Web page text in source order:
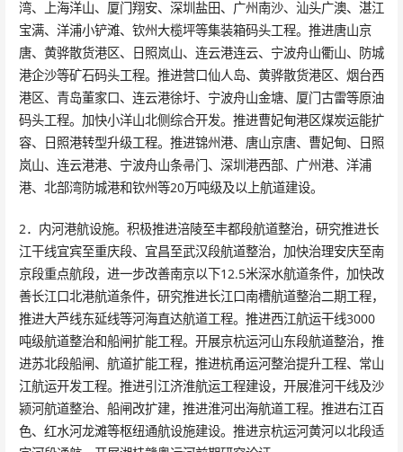
湾、上海洋山、厦门翔安、深圳盐田、广州南沙、汕头广澳、湛江
宝满、洋浦小铲滩、钦州大榄坪等集装箱码头工程。推进唐山京
唐、黄骅散货港区、日照岚山、连云港连云、宁波舟山衢山、防城
港企沙等矿石码头工程。推进营口仙人岛、黄骅散货港区、烟台西
港区、青岛董家口、连云港徐圩、宁波舟山金塘、厦门古雷等原油
码头工程。加快小洋山北侧综合开发。推进曹妃甸港区煤炭运能扩
容、日照港转型升级工程。推进锦州港、唐山京唐、曹妃甸、日照
岚山、连云港港、宁波舟山条帚门、深圳港西部、广州港、洋浦
港、北部湾防城港和钦州等20万吨级及以上航道建设。
2．内河港航设施。积极推进涪陵至丰都段航道整治，研究推进长
江干线宜宾至重庆段、宜昌至武汉段航道整治，加快治理安庆至南
京段重点航段，进一步改善南京以下12.5米深水航道条件，加快改
善长江口北港航道条件，研究推进长江口南槽航道整治二期工程，
推进大芦线东延线等河海直达航道工程。推进西江航运干线3000
吨级航道整治和船闸扩能工程。开展京杭运河山东段航道整治，推
进苏北段船闸、航道扩能工程，推进杭甬运河整治提升工程、常山
江航运开发工程。推进引江济淮航运工程建设，开展淮河干线及沙
颍河航道整治、船闸改扩建，推进淮河出海航道工程。推进右江百
色、红水河龙滩等枢纽通航设施建设。推进京杭运河黄河以北段适